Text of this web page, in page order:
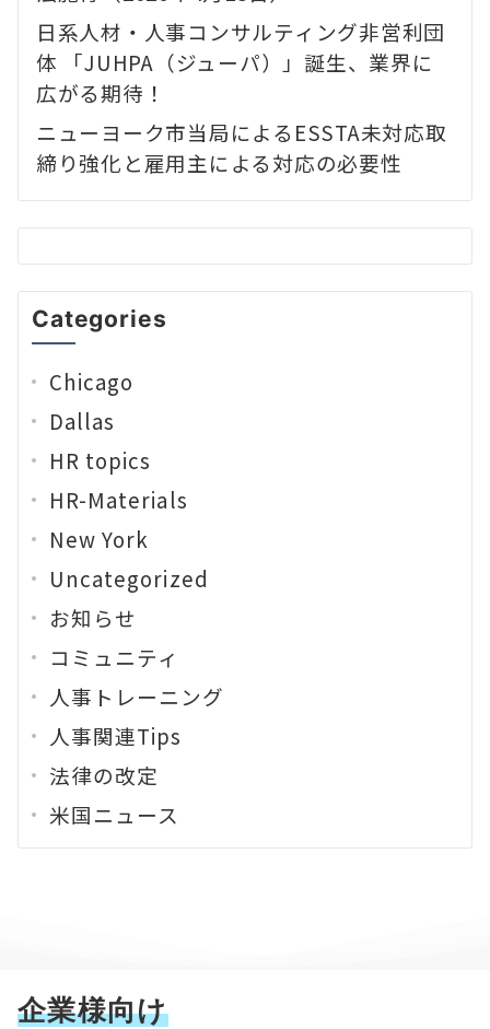
日系人材・人事コンサルティング非営利団
体 「JUHPA（ジューパ）」誕生、業界に
広がる期待！
ニューヨーク市当局によるESSTA未対応取
締り強化と雇用主による対応の必要性
Categories
Chicago
Dallas
HR topics
HR-Materials
New York
Uncategorized
お知らせ
コミュニティ
人事トレーニング
人事関連Tips
法律の改定
米国ニュース
企業様向け